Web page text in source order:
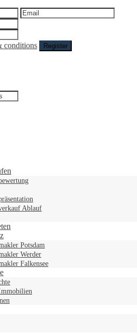
conditions Register
Ablauf
Potsdam
Werder
Falkensee